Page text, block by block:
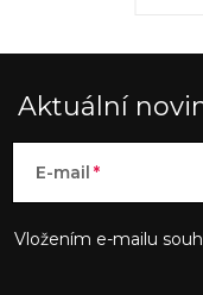
Aktuální
E-mail
Vložením e-mailu